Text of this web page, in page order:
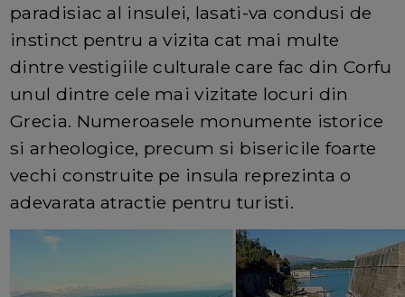
paradisiac al insulei, lasati-va condusi de
instinct pentru a vizita cat mai multe
dintre vestigiile culturale care fac din Corfu
unul dintre cele mai vizitate locuri din
Grecia. Numeroasele monumente istorice
si arheologice, precum si bisericile foarte
vechi construite pe insula reprezinta o
adevarata atractie pentru turisti.